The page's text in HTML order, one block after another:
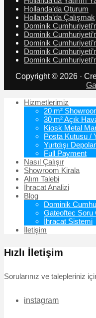
Hollanda’da Oturum
Hollanda’da Çalışmak
Dominik
Dominik
Dominik
Dominik
Dominik
Copyright © 2026 ·
Hizmetlerimiz
20 m²
30 m² Açık
Kiosk Metal
Posta Kutusu /
Yurtdışı
Full Payment
Nasıl Çalışır
Showroom Kirala
Alım Talebi
İhracat Analizi
Blog
Dominik
Gateoftec Soru
İhracat Sistemi
İletişim
Hızlı İletişim
Sorularınız ve talepleriniz
instagram